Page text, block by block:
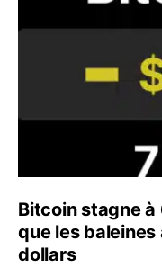
Bitcoin stagne
que les
dollars